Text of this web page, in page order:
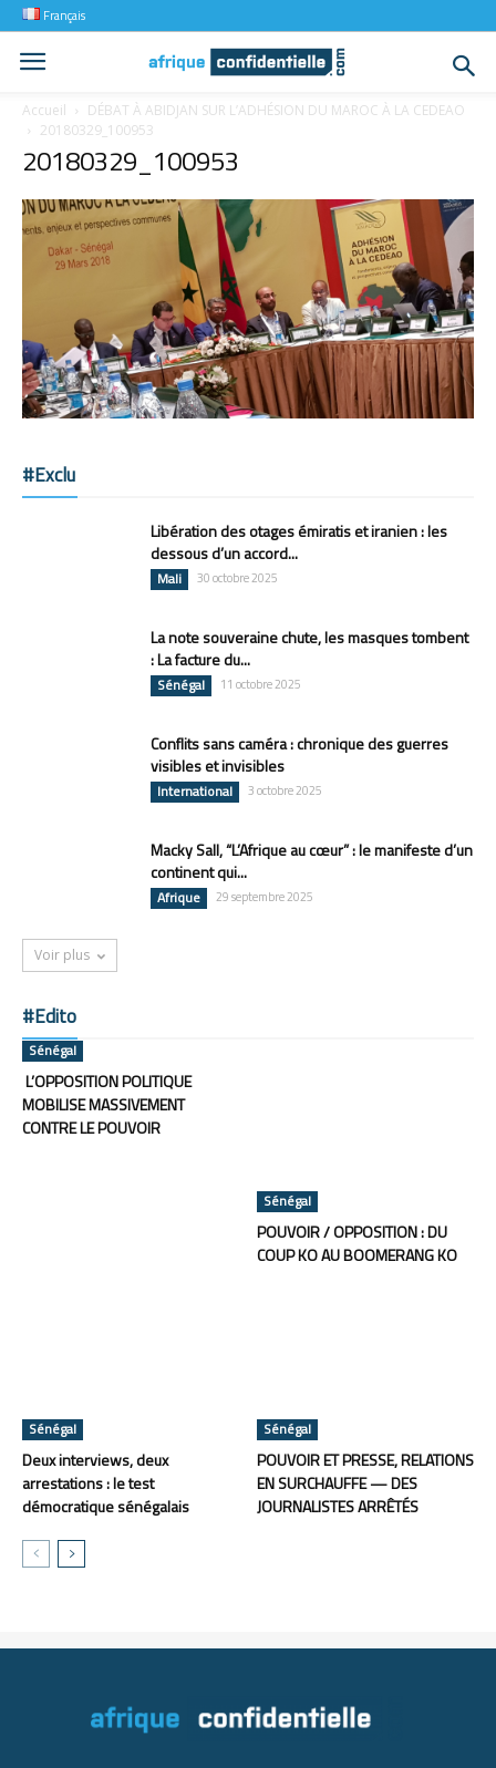
Français
Accueil
DÉBAT À ABIDJAN SUR L’ADHÉSION DU MAROC À LA CEDEAO
20180329_100953
20180329_100953
#Exclu
Libération des otages émiratis et iranien : les
dessous d’un accord...
Mali 30 octobre 2025
La note souveraine chute, les masques tombent
: La facture du...
Sénégal 11 octobre 2025
Conflits sans caméra : chronique des guerres
visibles et invisibles
International 3 octobre 2025
Macky Sall, “L’Afrique au cœur” : le manifeste d’un
continent qui...
Afrique 29 septembre 2025
Voir plus
#Edito
Sénégal
L’OPPOSITION POLITIQUE
MOBILISE MASSIVEMENT
CONTRE LE POUVOIR
Sénégal
POUVOIR / OPPOSITION : DU
COUP KO AU BOOMERANG KO
Sénégal
Deux interviews, deux
arrestations : le test
démocratique sénégalais
Sénégal
POUVOIR ET PRESSE, RELATIONS
EN SURCHAUFFE — DES
JOURNALISTES ARRÊTÉS